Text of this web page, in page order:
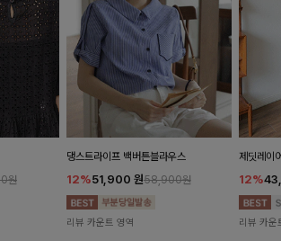
원
댕스트라이프 백버튼블라우스
12%51,900 원58,900원
리뷰 카운트 영역
제딧레이
12%
리뷰 카운